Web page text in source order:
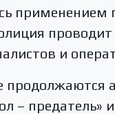
применением
и
–